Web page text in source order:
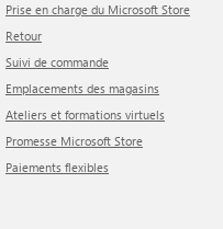
Prise en charge du Microsoft Store
Retour
Suivi de commande
Emplacements des magasins
Ateliers et formations virtuels
Promesse Microsoft Store
Paiements flexibles